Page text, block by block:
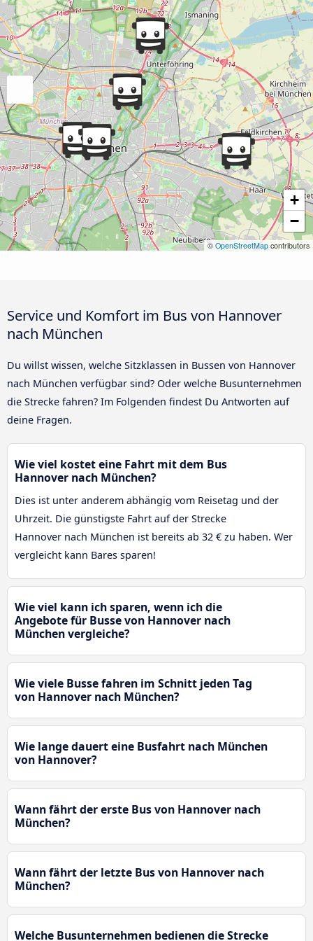
+
−
© OpenStreetMap contributors
Service und Komfort im Bus von Hannover
nach München
Du willst wissen, welche Sitzklassen in Bussen von Hannover
nach München verfügbar sind? Oder welche Busunternehmen
die Strecke fahren? Im Folgenden findest Du Antworten auf
deine Fragen.
Wie viel kostet eine Fahrt mit dem Bus
Hannover nach München?
Dies ist unter anderem abhängig vom Reisetag und der
Uhrzeit. Die günstigste Fahrt auf der Strecke
Hannover nach München ist bereits ab 32 € zu haben. Wer
vergleicht kann Bares sparen!
Wie viel kann ich sparen, wenn ich die
Angebote für Busse von Hannover nach
München vergleiche?
Wie viele Busse fahren im Schnitt jeden Tag
von Hannover nach München?
Wie lange dauert eine Busfahrt nach München
von Hannover?
Wann fährt der erste Bus von Hannover nach
München?
Wann fährt der letzte Bus von Hannover nach
München?
Welche Busunternehmen bedienen die Strecke